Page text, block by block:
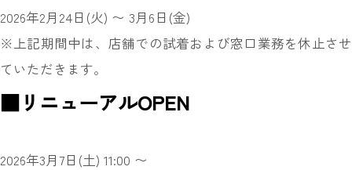
2026年2月24日(火) 〜 3月6日(金)
※上記期間中は、店舗での試着および窓口業務を休止させ
ていただきます。
■リニューアルOPEN
2026年3月7日(土) 11:00 〜